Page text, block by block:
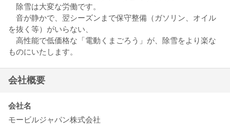
除雪は大変な労働です。
音が静かで、翌シーズンまで保守整備（ガソリン、オイル
を抜く等）がいらない、
高性能で低価格な「電動くまごろう」が、除雪をより楽な
ものにいたします。
会社概要
会社名
モービルジャパン株式会社